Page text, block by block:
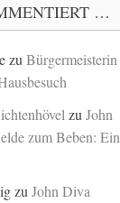
…
zu Bürgermeisterin
zu John
zum Beben: Ein
zu John Diva